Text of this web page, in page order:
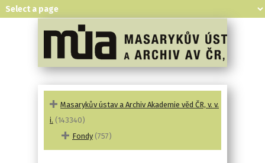
Masarykův ústav a Archiv Akademie věd ČR, v. v.
i. (143340)
Fondy (757)